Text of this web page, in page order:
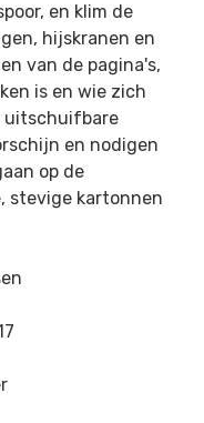
en klim de
hijskranen en
van de pagina's,
is en wie zich
uitschuifbare
en nodigen
op de
stevige kartonnen